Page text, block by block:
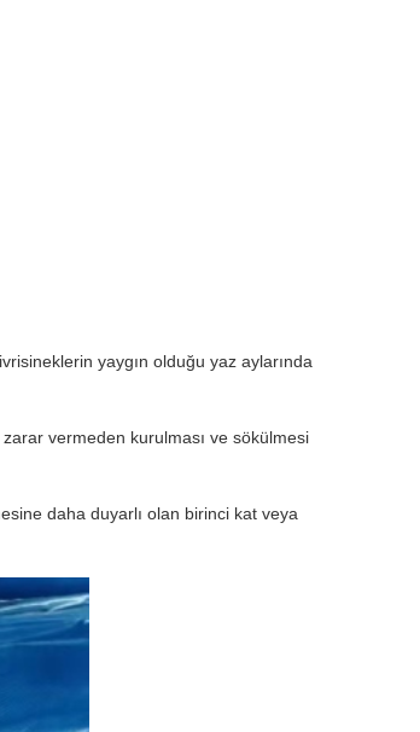
yaygın olduğu yaz aylarında
vermeden kurulması ve sökülmesi
daha duyarlı olan birinci kat veya